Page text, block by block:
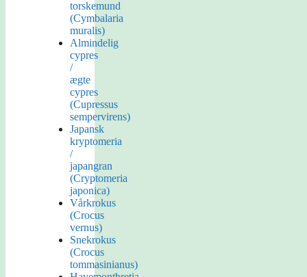
torskemund
(Cymbalaria
muralis)
Almindelig
cypres
/
ægte
cypres
(Cupressus
sempervirens)
Japansk
kryptomeria
/
japangran
(Cryptomeria
japonica)
Vårkrokus
(Crocus
vernus)
Snekrokus
(Crocus
tommasinianus)